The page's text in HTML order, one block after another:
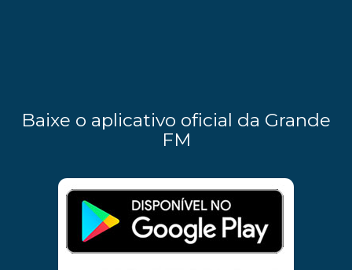
Baixe o aplicativo oficial da Grande
FM